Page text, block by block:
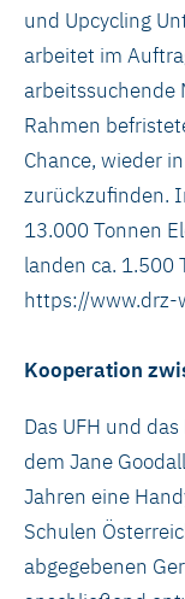
und Upcycling
arbeitet im
arbeitssuchende
Rahmen
Chance, wieder
zurückzufinden.
13.000 Tonnen
landen ca. 1.500
https://www.drz-
Kooperation
Das UFH und
dem Jane
Jahren eine
Schulen
abgegebenen